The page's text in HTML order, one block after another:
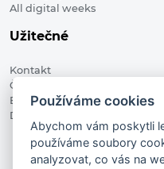
All digital weeks
Užitečné
Kontakt
Členské organizace
Blog
Digitalizace ve vzdělávání
DigiKoalice
Používáme cookies
Abychom vám poskytli
používáme soubory
analyzovat, co vás na